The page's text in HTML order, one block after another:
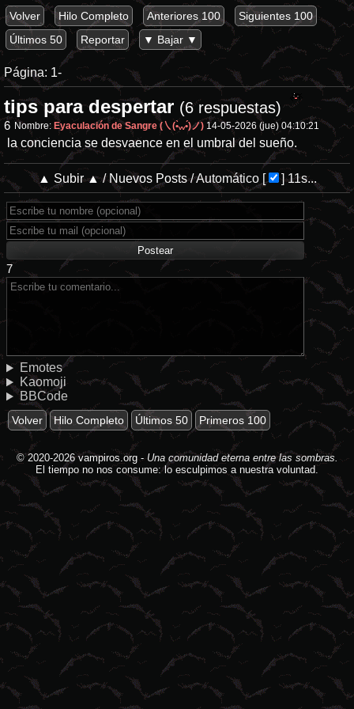
Volver Hilo Completo Anteriores 100
Siguientes 100
Últimos 50
Reportar ▼ Bajar ▼
Página: 1-
tips para despertar (6 respuestas)
6 Nombre: Eyaculación de Sangre (㇏(•̀ᵥᵥ•́)ノ) 14-05-2026 (jue) 04:10:21
la conciencia se desvaence en el umbral del sueño.
▲ Subir ▲ /Nuevos Posts/Automático[ ]11s...
7
Emotes
Kaomoji
BBCode
Volver Hilo Completo Últimos 50 Primeros 100
© 2020-2026vampiros.org- Una comunidad eterna entre las sombras.
El tiempo no nos consume: lo esculpimos a nuestra voluntad.